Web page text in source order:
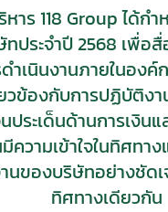
าร 118 Group ได้ก
ประจำปี 2568 เพื่อสื่
ำเนินงานภายในองค์
ข้องกับการปฏิบัติงา
ระเด็นด้านการเงิน
วามเข้าใจในทิศทาง
นของบริษัทอย่างชัดเ
ทิศทางเดียวกัน